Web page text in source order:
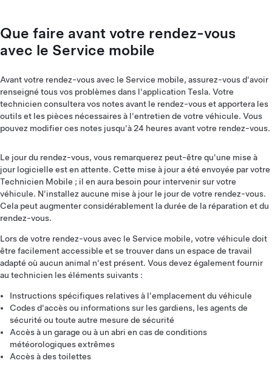
Que faire avant votre rendez-vous
avec le Service mobile
Avant votre rendez-vous avec le Service mobile, assurez-vous d'avoir
renseigné tous vos problèmes dans l'application Tesla. Votre
technicien consultera vos notes avant le rendez-vous et apportera les
outils et les pièces nécessaires à l'entretien de votre véhicule. Vous
pouvez modifier ces notes jusqu'à 24 heures avant votre rendez-vous.
Le jour du rendez-vous, vous remarquerez peut-être qu'une mise à
jour logicielle est en attente. Cette mise à jour a été envoyée par votre
Technicien Mobile ; il en aura besoin pour intervenir sur votre
véhicule. N'installez aucune mise à jour le jour de votre rendez-vous.
Cela peut augmenter considérablement la durée de la réparation et du
rendez-vous.
Lors de votre rendez-vous avec le Service mobile, votre véhicule doit
être facilement accessible et se trouver dans un espace de travail
adapté où aucun animal n'est présent. Vous devez également fournir
au technicien les éléments suivants :
Instructions spécifiques relatives à l'emplacement du véhicule
Codes d'accès ou informations sur les gardiens, les agents de
sécurité ou toute autre mesure de sécurité
Accès à un garage ou à un abri en cas de conditions
météorologiques extrêmes
Accès à des toilettes